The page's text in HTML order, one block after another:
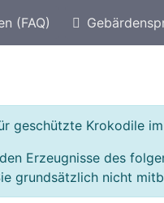
(FAQ)
geschützte Krokodile
Erzeugnisse des
grundsätzlich nicht